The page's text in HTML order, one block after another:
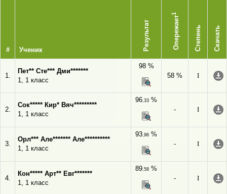
# Ученик Результат Опережает
1
Степень Скачать
1.
Пет** Сте*** Дми*******
1, 1 класс
98 %
58 %
I
2.
Сок***** Кир* Вяч*********
1, 1 класс
96,33 %
-
I
3.
Орл*** Але******* Але**********
1, 1 класс
93,96 %
-
I
4.
Кон***** Арт** Евг*******
1, 1 класс
89,58 %
-
I